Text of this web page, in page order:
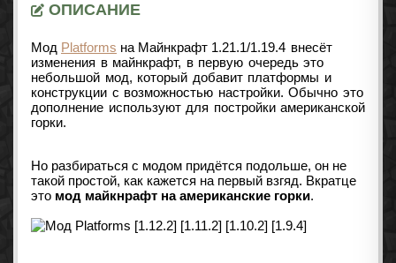
ОПИСАНИЕ
Мод Platforms на Майнкрафт 1.21.1/1.19.4 внесёт
изменения в майнкрафт, в первую очередь это
небольшой мод, который добавит платформы и
конструкции с возможностью настройки. Обычно это
дополнение используют для постройки американской
горки.
Но разбираться с модом придётся подольше, он не
такой простой, как кажется на первый взгяд. Вкратце
это мод майкнрафт на американские горки.